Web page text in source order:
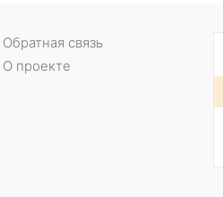
Обратная связь
О проекте